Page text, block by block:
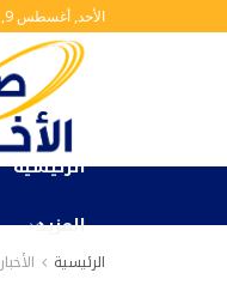
الأحد, أغسطس 9, 2026
الرئيسية
المزيد
الرئيسية الأخبار